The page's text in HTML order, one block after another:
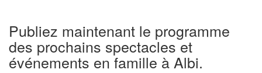
Publiez maintenant le programme
des prochains spectacles et
événements en famille à Albi.